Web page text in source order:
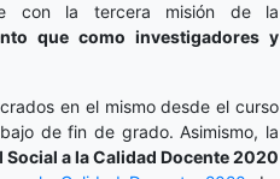
con la tercera misión de la
que como investigadores y
en el mismo desde el curso
de fin de grado. Asimismo, la
a la Calidad Docente 2020